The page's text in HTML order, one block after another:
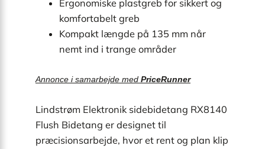
Ergonomiske plastgreb for sikkert og
komfortabelt greb
Kompakt længde på 135 mm når
nemt ind i trange områder
Annonce i samarbejde med PriceRunner
Lindstrøm Elektronik sidebidetang RX8140
Flush Bidetang er designet til
præcisionsarbejde, hvor et rent og plan klip